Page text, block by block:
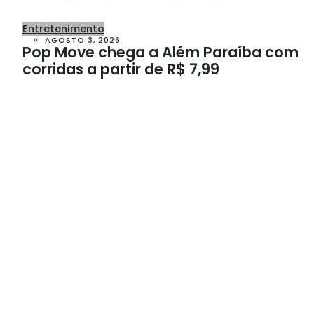
Entretenimento
AGOSTO 3, 2026
Pop Move chega a Além Paraíba com
corridas a partir de R$ 7,99